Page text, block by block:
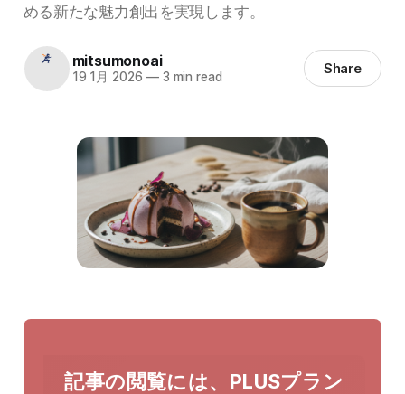
める新たな魅力創出を実現します。
mitsumonoai
19 1月 2026 —3 min read Share
記事の閲覧には、PLUSプラン